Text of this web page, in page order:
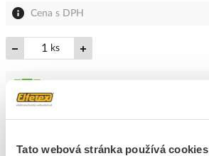
Tato webová stránka používá cookies
Cena s DPH
ks
22